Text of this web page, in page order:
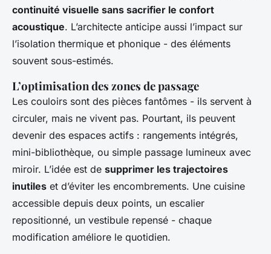
continuité visuelle sans sacrifier le confort
acoustique. L’architecte anticipe aussi l’impact sur
l’isolation thermique et phonique - des éléments
souvent sous-estimés.
L’optimisation des zones de passage
Les couloirs sont des pièces fantômes - ils servent à
circuler, mais ne vivent pas. Pourtant, ils peuvent
devenir des espaces actifs : rangements intégrés,
mini-bibliothèque, ou simple passage lumineux avec
miroir. L’idée est de supprimer les trajectoires
inutiles et d’éviter les encombrements. Une cuisine
accessible depuis deux points, un escalier
repositionné, un vestibule repensé - chaque
modification améliore le quotidien.